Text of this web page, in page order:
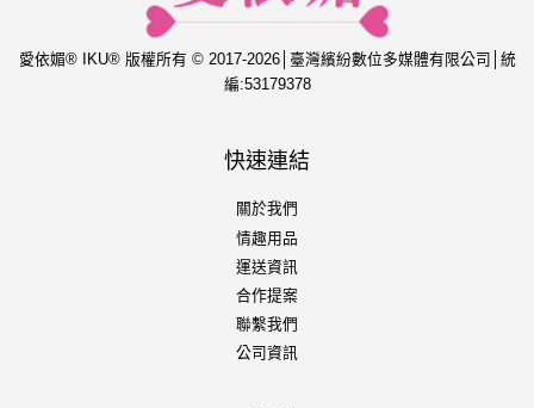
愛依媚® IKU® 版權所有 © 2017-2026│臺灣繽紛數位多媒體有限公司│統
編:53179378
快速連結
關於我們
情趣用品
運送資訊
合作提案
聯繫我們
公司資訊